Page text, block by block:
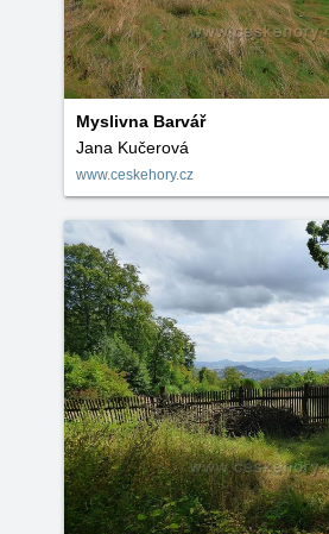
Myslivna Barvář
Jana Kučerová
www.ceskehory.cz